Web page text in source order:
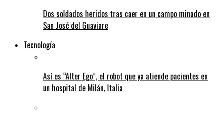
Dos soldados heridos tras caer en un campo minado en
San José del Guaviare
Tecnología
Así es “Alter Ego”, el robot que ya atiende pacientes en
un hospital de Milán, Italia